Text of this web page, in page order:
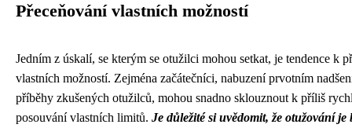
Přeceňování vlastních možností
Jedním z úskalí, se kterým se otužilci mohou setkat, je tendence k
vlastních možností. Zejména začátečníci, nabuzení prvotním
příběhy zkušených otužilců, mohou snadno sklouznout k příliš
posouvání vlastních limitů. Je důležité si uvědomit, že otužování je